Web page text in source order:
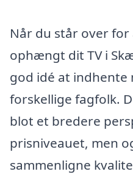
Når du står over for
ophængt dit TV i
god idé at
forskellige fagfolk.
blot et bredere
prisniveauet, men
sammenligne